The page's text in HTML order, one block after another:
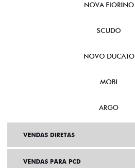
NOVA FIORINO
SCUDO
NOVO DUCATO
MOBI
ARGO
VENDAS DIRETAS
VENDAS PARA PCD